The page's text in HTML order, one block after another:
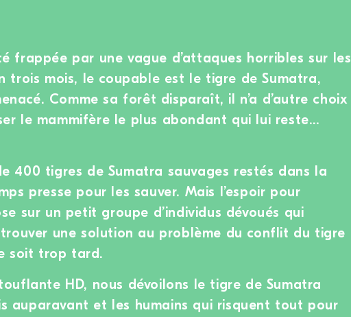
frappée par une vague d’attaques horribles sur les
trois mois, le coupable est le tigre de Sumatra,
Comme sa forêt disparaît, il n’a d’autre choix
le mammifère le plus abondant qui lui reste…
400 tigres de Sumatra sauvages restés dans la
presse pour les sauver. Mais l’espoir pour
sur un petit groupe d’individus dévoués qui
une solution au problème du conflit du tigre
soit trop tard.
HD, nous dévoilons le tigre de Sumatra
auparavant et les humains qui risquent tout pour